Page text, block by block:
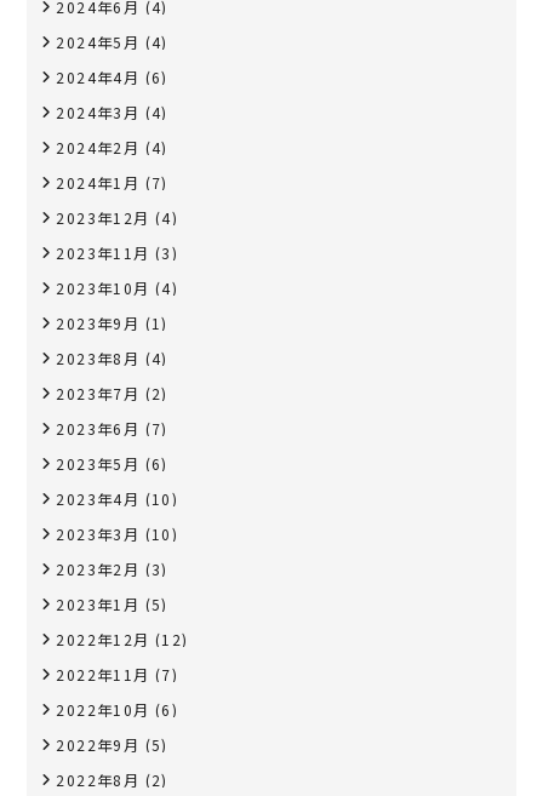
2024年6月 (4)
2024年5月 (4)
2024年4月 (6)
2024年3月 (4)
2024年2月 (4)
2024年1月 (7)
2023年12月 (4)
2023年11月 (3)
2023年10月 (4)
2023年9月 (1)
2023年8月 (4)
2023年7月 (2)
2023年6月 (7)
2023年5月 (6)
2023年4月 (10)
2023年3月 (10)
2023年2月 (3)
2023年1月 (5)
2022年12月 (12)
2022年11月 (7)
2022年10月 (6)
2022年9月 (5)
2022年8月 (2)